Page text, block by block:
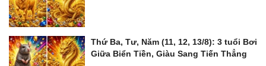
Thứ Ba, Tư, Năm (11, 12, 13/8): 3 tuổi Bơi
Giữa Biển Tiền, Giàu Sang Tiến Thẳng